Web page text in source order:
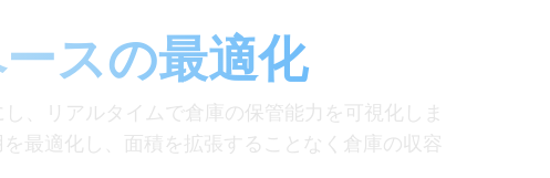
スの最適化
、リアルタイムで倉庫の保管能力を可視化しま
最適化し、面積を拡張することなく倉庫の収容